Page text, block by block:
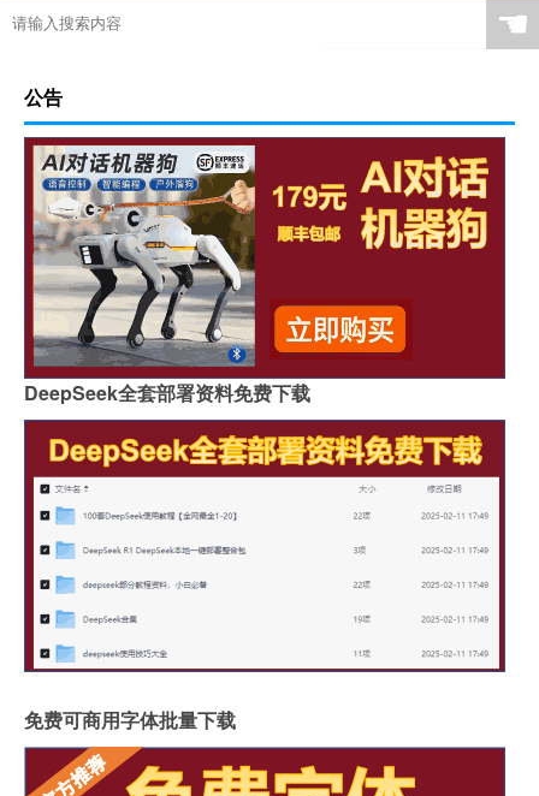
☚
公告
DeepSeek全套部署资料免费下载
免费可商用字体批量下载